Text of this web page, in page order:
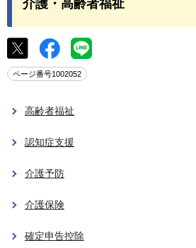
介護・高齢者福祉
ページ番号1002052
高齢者福祉
認知症支援
介護予防
介護保険
確定申告控除